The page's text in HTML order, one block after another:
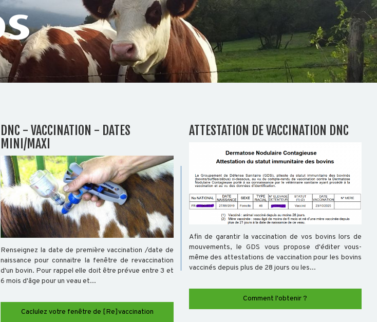
DNC - VACCINATION - DATES
MINI/MAXI
Renseignez la date de première vaccination /date de
naissance pour connaitre la fenêtre de revaccination
d'un bovin. Pour rappel elle doit être prévue entre 3 et
6 mois d'âge pour un veau et...
Caclulez votre fenêtre de [Re]vaccination
ATTESTATION DE VACCINATION DNC
Afin de garantir la vaccination de vos bovins lors de
mouvements, le GDS vous propose d'éditer vous-
même des attestations de vaccination pour les bovins
vaccinés depuis plus de 28 jours ou les...
Comment l'obtenir ?